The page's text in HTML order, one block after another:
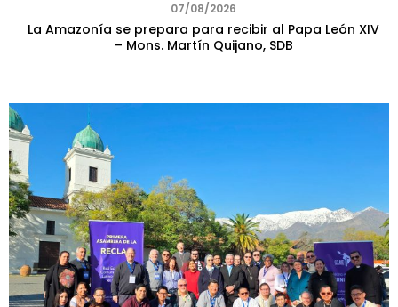
07/08/2026
La Amazonía se prepara para recibir al Papa León XIV
– Mons. Martín Quijano, SDB